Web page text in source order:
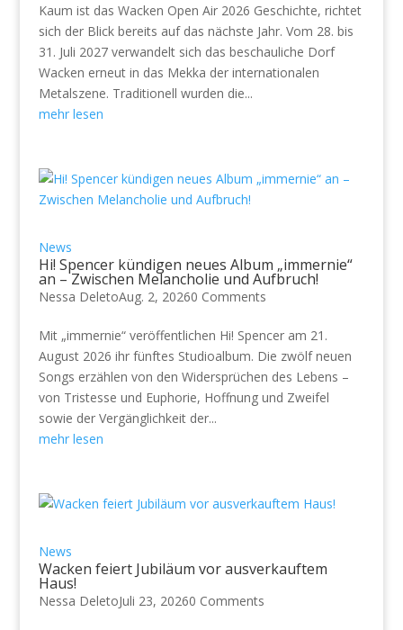
Kaum ist das Wacken Open Air 2026 Geschichte, richtet
sich der Blick bereits auf das nächste Jahr. Vom 28. bis
31. Juli 2027 verwandelt sich das beschauliche Dorf
Wacken erneut in das Mekka der internationalen
Metalszene. Traditionell wurden die...
mehr lesen
News
Hi! Spencer kündigen neues Album „immernie“
an – Zwischen Melancholie und Aufbruch!
Nessa DeletoAug. 2, 20260 Comments
Mit „immernie“ veröffentlichen Hi! Spencer am 21.
August 2026 ihr fünftes Studioalbum. Die zwölf neuen
Songs erzählen von den Widersprüchen des Lebens –
von Tristesse und Euphorie, Hoffnung und Zweifel
sowie der Vergänglichkeit der...
mehr lesen
News
Wacken feiert Jubiläum vor ausverkauftem
Haus!
Nessa DeletoJuli 23, 20260 Comments